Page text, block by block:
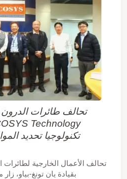
تحالف طائرات الدرون
تكنولوجيا تحديد
تحالف الأعمال الخارجية لطائرات
بقيادة يان تونغ-بياو،